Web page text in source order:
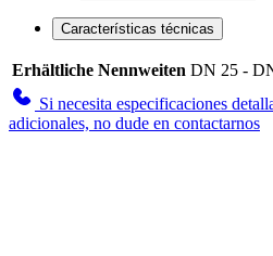
Características técnicas
Erhältliche Nennweiten DN 25 -
Si necesita especificaciones
adicionales, no dude en contactarnos